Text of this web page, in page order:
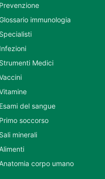
Prevenzione
immunologia
Specialisti
Infezioni
Strumenti Medici
Esami del sangue
Primo soccorso
Sali minerali
corpo umano